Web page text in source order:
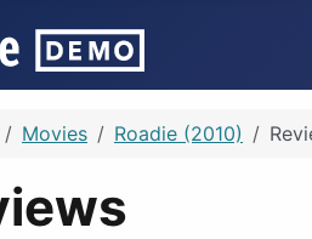
Movies Roadie (2010)